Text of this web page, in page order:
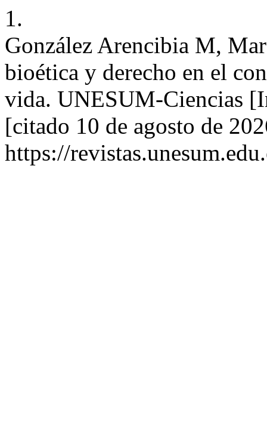
1.
González Arencibia M,
bioética y derecho en el
vida. UNESUM-Ciencias
[citado 10 de agosto de
https://